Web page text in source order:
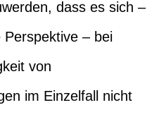
dass es sich –
– bei
von
im Einzelfall nicht